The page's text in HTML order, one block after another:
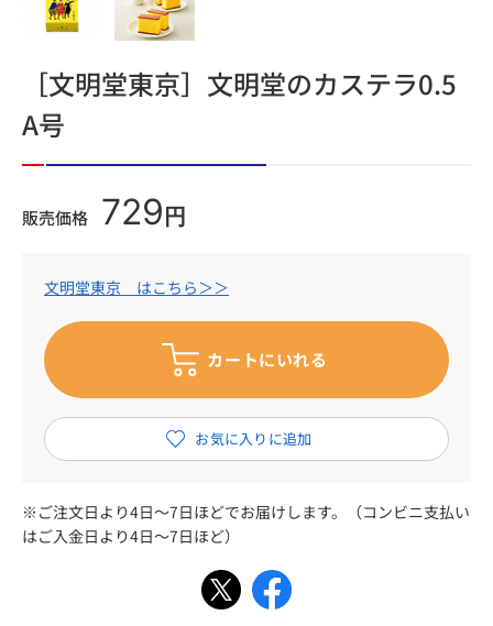
［文明堂東京］文明堂のカステラ0.5
A号
販売価格 729 円
文明堂東京 はこちら＞＞
※ご注文日より4日～7日ほどでお届けします。（コンビニ支払い
はご入金日より4日～7日ほど）